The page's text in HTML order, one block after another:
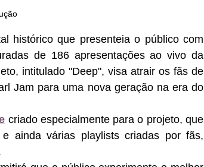
histórico que presenteia o público com
de 186 apresentações ao vivo da
intitulado "Deep", visa atrair os fãs de
Jam para uma nova geração na era do
criado especialmente para o projeto, que
ainda várias playlists criadas por fãs,